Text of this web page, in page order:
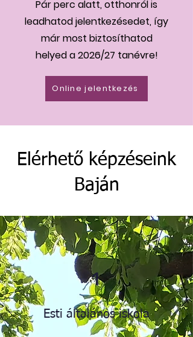
Pár perc alatt, otthonról is
leadhatod jelentkezésedet, így
már most biztosíthatod
helyed a 2026/27 tanévre!
Online jelentkezés
Elérhető képzéseink
Baján
1
Esti általános iskola